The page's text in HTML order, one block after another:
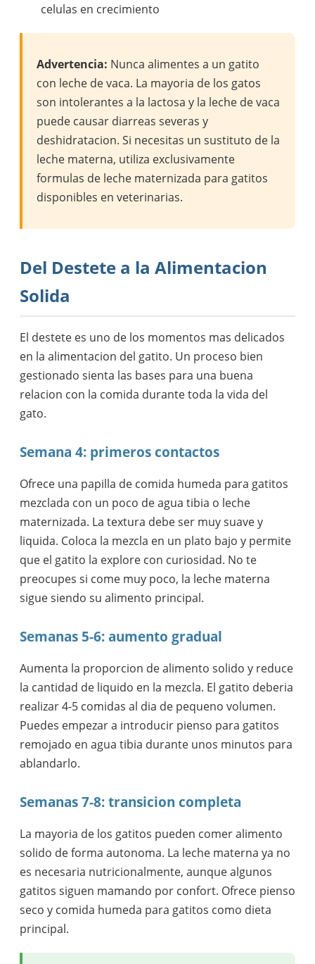
celulas en crecimiento
Advertencia: Nunca alimentes a un gatito
con leche de vaca. La mayoria de los gatos
son intolerantes a la lactosa y la leche de vaca
puede causar diarreas severas y
deshidratacion. Si necesitas un sustituto de la
leche materna, utiliza exclusivamente
formulas de leche maternizada para gatitos
disponibles en veterinarias.
Del Destete a la Alimentacion
Solida
El destete es uno de los momentos mas delicados
en la alimentacion del gatito. Un proceso bien
gestionado sienta las bases para una buena
relacion con la comida durante toda la vida del
gato.
Semana 4: primeros contactos
Ofrece una papilla de comida humeda para gatitos
mezclada con un poco de agua tibia o leche
maternizada. La textura debe ser muy suave y
liquida. Coloca la mezcla en un plato bajo y permite
que el gatito la explore con curiosidad. No te
preocupes si come muy poco, la leche materna
sigue siendo su alimento principal.
Semanas 5-6: aumento gradual
Aumenta la proporcion de alimento solido y reduce
la cantidad de liquido en la mezcla. El gatito deberia
realizar 4-5 comidas al dia de pequeno volumen.
Puedes empezar a introducir pienso para gatitos
remojado en agua tibia durante unos minutos para
ablandarlo.
Semanas 7-8: transicion completa
La mayoria de los gatitos pueden comer alimento
solido de forma autonoma. La leche materna ya no
es necesaria nutricionalmente, aunque algunos
gatitos siguen mamando por confort. Ofrece pienso
seco y comida humeda para gatitos como dieta
principal.